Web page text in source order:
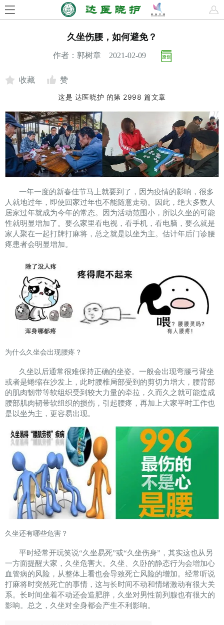
久坐伤腰，如何避免？
作者：郭树章 2021-02-09
收藏
赞
这是 达医晓护 的第 2998篇文章
一年一度的新春佳节马上就要到了，因为疫情的影响，很多
人就地过年，即使回家过年也不能随意走动。因此，绝大多数人
居家过年就成为今年的常态。因为活动范围小，所以久坐的可能
性就明显增加了。要么家里看电视，看手机，看电脑，要么就是
家人聚在一起打牌打麻将，总之就是以坐为主。估计年后门诊腰
疼患者会明显增加。
为什么久坐会出现腰疼？
久坐以后通常很难保持正确的坐姿。一般会出现弯腰弓背坐
或者是蜷缩在沙发上，此时腰椎局部受到的剪切力增大，腰背部
的肌肉韧带等软组织受到较大力量的牵拉，久而久之就可能造成
腰部肌肉韧带软组织的损伤，引起腰疼，再加上大家平时工作也
是以坐为主，更容易出现。
久坐还有哪些危害？
平时经常开玩笑说“久坐易死”或“久坐伤身”，其实这也从另
一方面提醒大家，久坐危害大。久坐、久卧的静态行为会增加心
血管病的风险，从整体上看也会导致死亡风险的增加。经常听说
打麻将时突然死亡的事情，这与长时间不动和情绪激动有很大关
系。长时间坐着不动还会造肥胖，久坐对男性前列腺也有很大的
影响。总之，久坐对全身都会产生不利影响。